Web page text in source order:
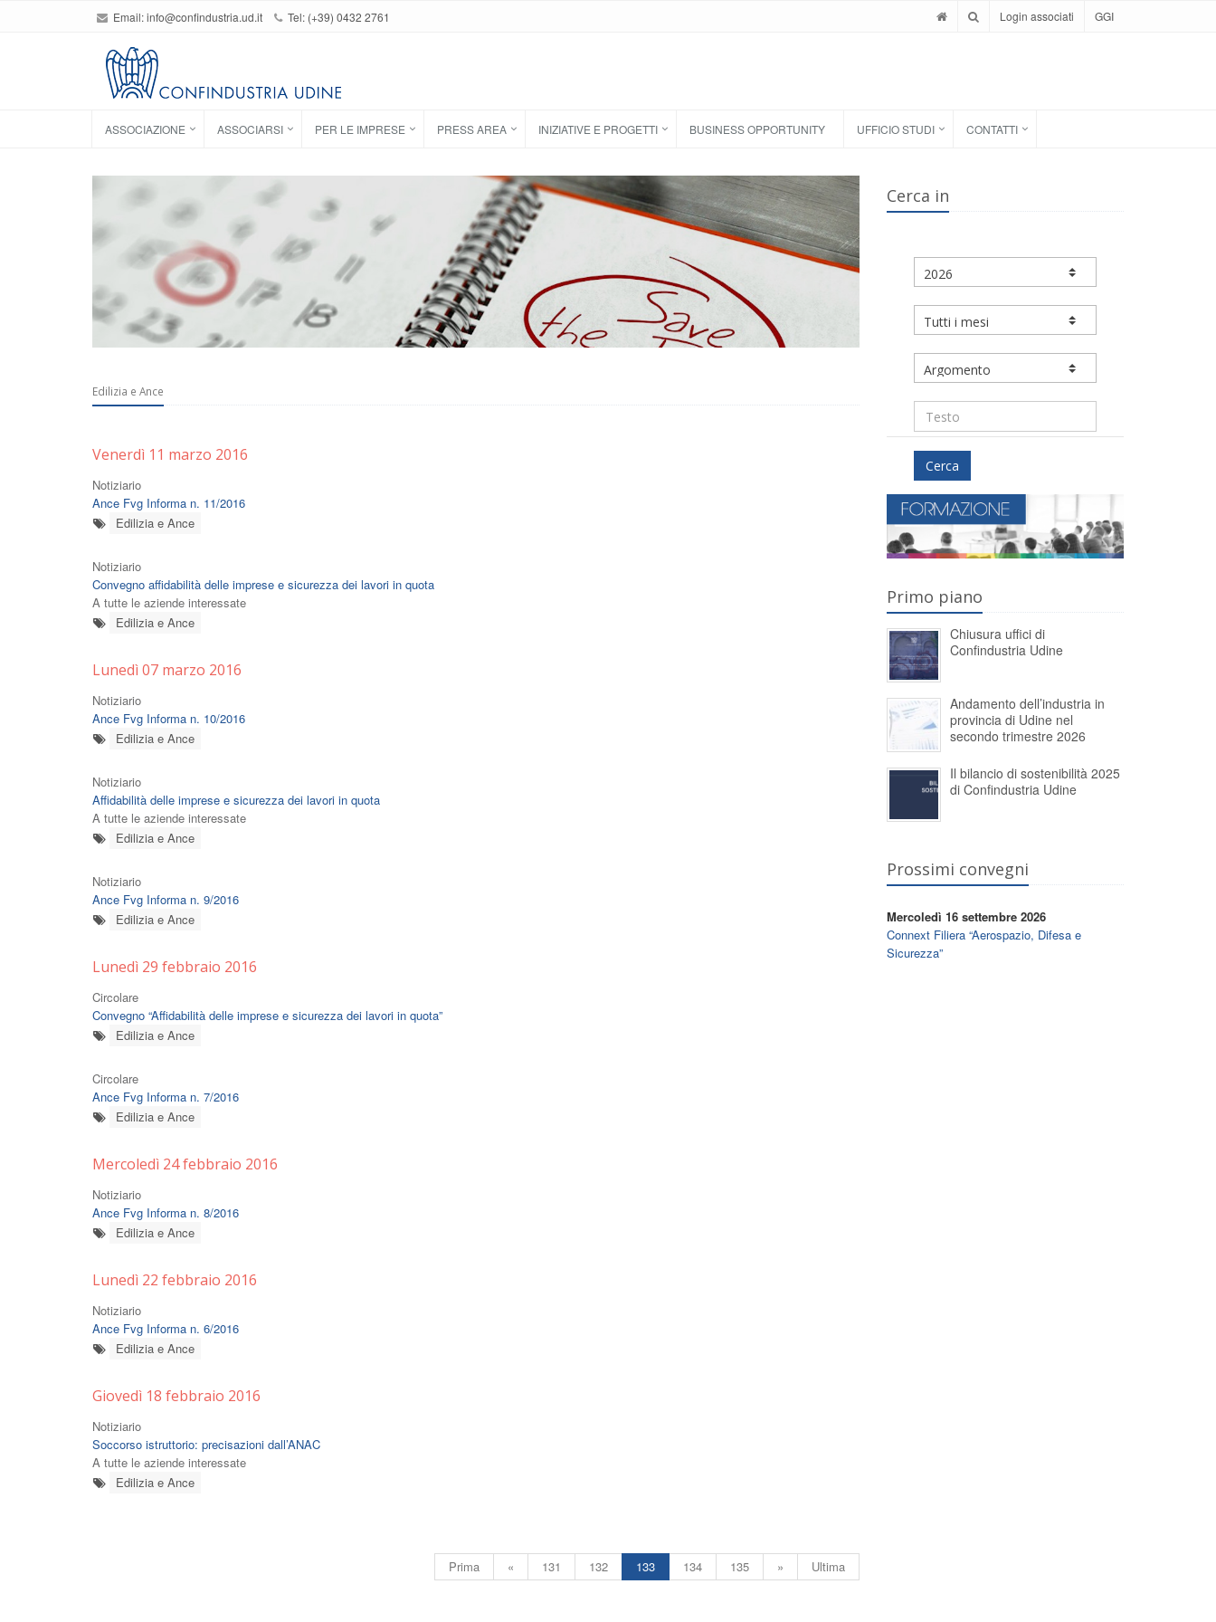
Email:info@confindustria.ud.it Tel: (+39) 0432 2761 Login associati GGI
ASSOCIAZIONE ASSOCIARSI PER LE IMPRESE PRESS AREA INIZIATIVE E PROGETTI BUSINESS OPPORTUNITY UFFICIO STUDI CONTATTI
Edilizia e Ance
Venerdì 11 marzo 2016
Notiziario
Ance Fvg Informa n. 11/2016
Edilizia e Ance
Notiziario
Convegno affidabilità delle imprese e sicurezza dei lavori in quota
A tutte le aziende interessate
Edilizia e Ance
Lunedì 07 marzo 2016
Notiziario
Ance Fvg Informa n. 10/2016
Edilizia e Ance
Notiziario
Affidabilità delle imprese e sicurezza dei lavori in quota
A tutte le aziende interessate
Edilizia e Ance
Notiziario
Ance Fvg Informa n. 9/2016
Edilizia e Ance
Lunedì 29 febbraio 2016
Circolare
Convegno “Affidabilità delle imprese e sicurezza dei lavori in quota”
Edilizia e Ance
Circolare
Ance Fvg Informa n. 7/2016
Edilizia e Ance
Mercoledì 24 febbraio 2016
Notiziario
Ance Fvg Informa n. 8/2016
Edilizia e Ance
Lunedì 22 febbraio 2016
Notiziario
Ance Fvg Informa n. 6/2016
Edilizia e Ance
Giovedì 18 febbraio 2016
Notiziario
Soccorso istruttorio: precisazioni dall’ANAC
A tutte le aziende interessate
Edilizia e Ance
Prima « 131 132 133 134 135 » Ultima
Cerca in
Cerca
Primo piano
Chiusura uffici di
Confindustria Udine
Andamento dell’industria in
provincia di Udine nel
secondo trimestre 2026
Il bilancio di sostenibilità 2025
di Confindustria Udine
Prossimi convegni
Mercoledì 16 settembre 2026
Connext Filiera “Aerospazio, Difesa e
Sicurezza”